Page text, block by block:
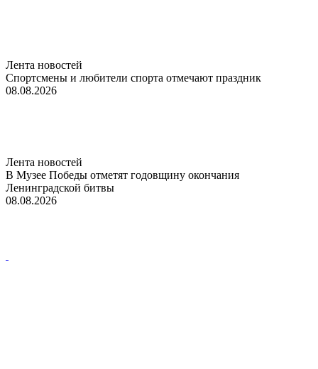
Лента новостей
Спортсмены и любители спорта отмечают праздник
08.08.2026
Лента новостей
В Музее Победы отметят годовщину окончания
Ленинградской битвы
08.08.2026